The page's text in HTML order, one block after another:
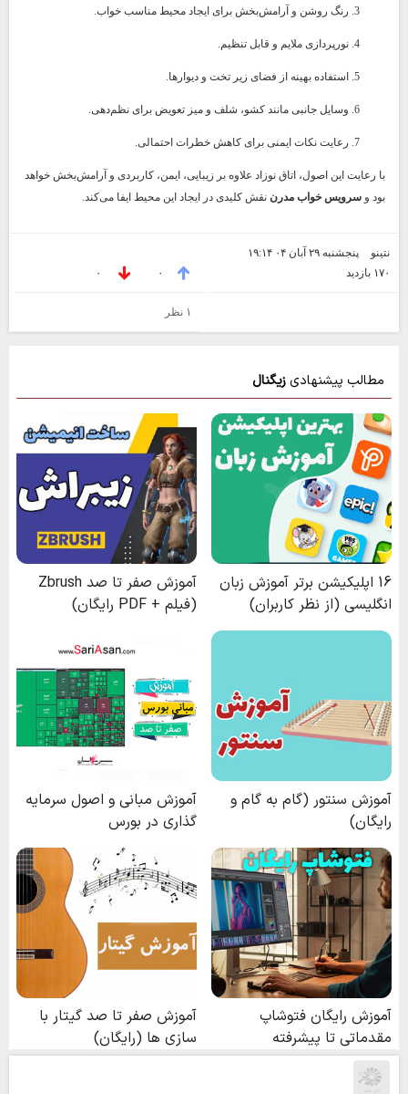
رنگ روشن و آرامش‌بخش برای ایجاد محیط مناسب خواب.
نورپردازی ملایم و قابل تنظیم.
استفاده بهینه از فضای زیر تخت و دیوارها.
وسایل جانبی مانند کشو، شلف و میز تعویض برای نظم‌دهی.
رعایت نکات ایمنی برای کاهش خطرات احتمالی.
با رعایت این اصول، اتاق نوزاد علاوه بر زیبایی، ایمن، کاربردی و آرامش‌بخش خواهد
بود وسرویس خواب مدرننقش کلیدی در ایجاد این محیط ایفا می‌کند.
نتینو
پنجشنبه ۲۹ آبان ۰۴ ۱۹:۱۴
۱۷۰ بازديد